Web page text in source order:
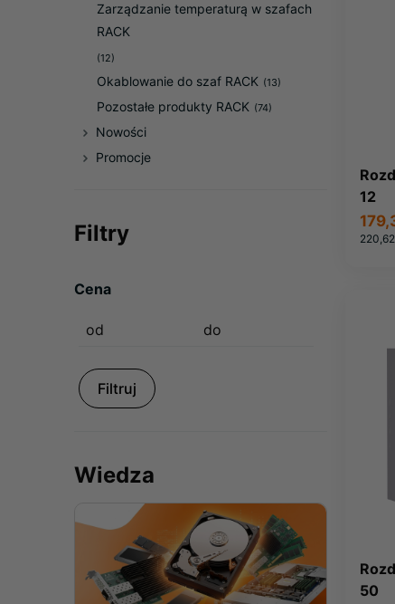
Zarządzanie temperaturą w szafach
RACK
(12)
Okablowanie do szaf RACK (13)
Pozostałe produkty RACK (74)
Nowości
Promocje
Filtry
Cena
Filtruj
Wiedza
12
220,62
50